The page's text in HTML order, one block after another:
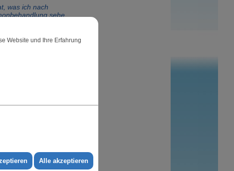
was ich nach
sehe,
Veränderung in
Gesicht
Website und Ihre Erfahrung
Alle akzeptieren